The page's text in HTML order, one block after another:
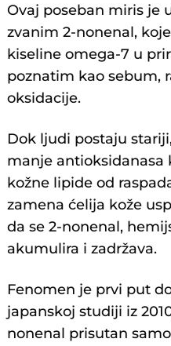
Ovaj poseban miris je
zvanim 2-nonenal,
kiseline omega-7 u
poznatim kao sebum,
oksidacije.
Dok ljudi postaju
manje
kožne lipide od
zamena ćelija kože
da se 2-nonenal,
akumulira i zadržava.
Fenomen je prvi put
japanskoj studiji iz
nonenal prisutan